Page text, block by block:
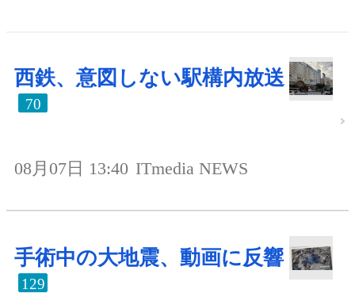
西鉄、意図しない駅構内放送
70
08月07日 13:40 ITmedia NEWS
手術中の大地震、動画に反響
129